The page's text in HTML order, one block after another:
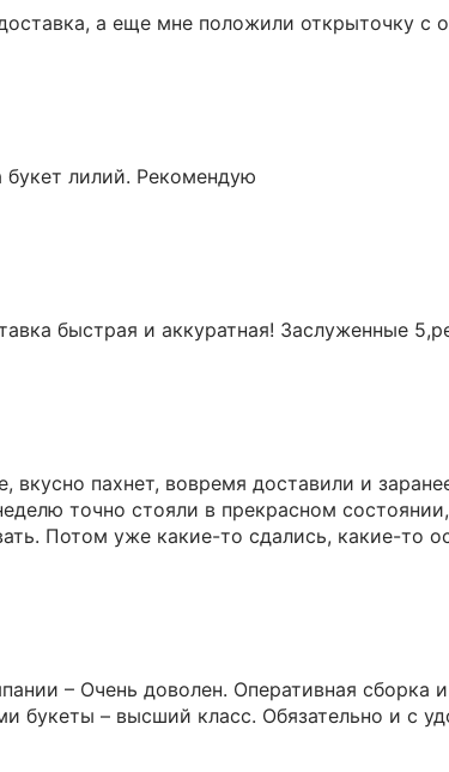
а еще мне положили открыточку с
букет лилий. Рекомендую
быстрая и аккуратная! Заслуженные
вкусно пахнет, вовремя доставили и
точно стояли в прекрасном
Потом уже какие-то сдались, какие-то
– Очень доволен. Оперативная сборка
букеты – высший класс. Обязательно и с